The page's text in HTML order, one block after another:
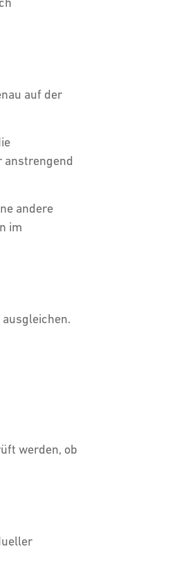
auf der
anstrengend
andere
im
werden, ob